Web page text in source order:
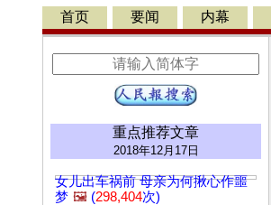
首页 要闻 内幕
重点推荐文章
2018年12月17日
女儿出车祸前 母亲为何揪心作噩
梦 🖼️ (298,404次)